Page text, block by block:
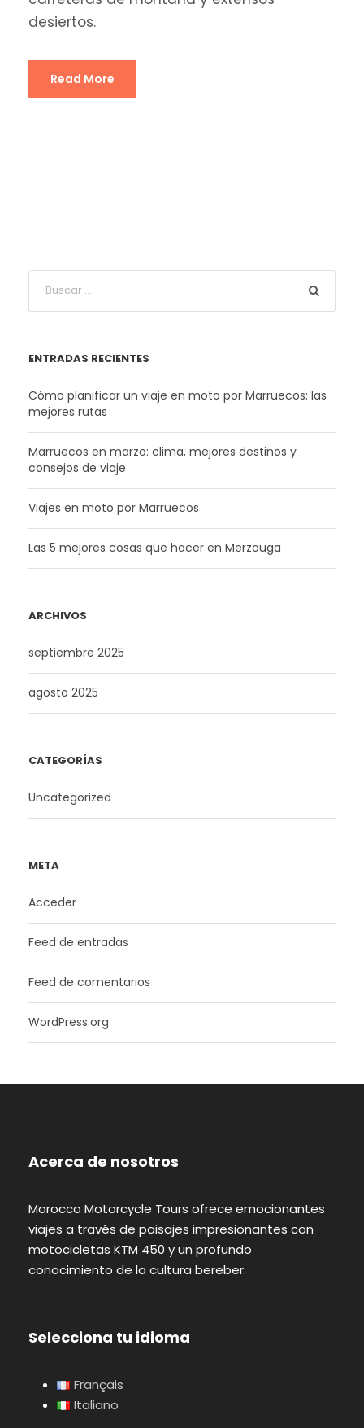
desiertos.
Read More
ENTRADAS RECIENTES
Cómo planificar un viaje en moto por Marruecos: las
mejores rutas
Marruecos en marzo: clima, mejores destinos y
consejos de viaje
Viajes en moto por Marruecos
Las 5 mejores cosas que hacer en Merzouga
ARCHIVOS
septiembre 2025
agosto 2025
CATEGORÍAS
Uncategorized
META
Acceder
Feed de entradas
Feed de comentarios
WordPress.org
Acerca de nosotros
Morocco Motorcycle Tours ofrece emocionantes
viajes a través de paisajes impresionantes con
motocicletas KTM 450 y un profundo
conocimiento de la cultura bereber.
Selecciona tu idioma
Français
Italiano